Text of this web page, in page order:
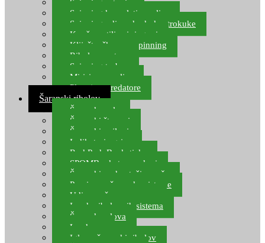
Spinning setovi
Spinning kompleti varalica
Spinning udice, dvokuke, trokuke
Kopče, vrtilice i ringovi
Kliješta, škare za spinning
Ribolov pastrve
Spinning torbe
Mirisi za varalice
Plovci za predatore
Šaranski ribolov
Šaranske role
Šaranski štapovi
Šaranski najloni
Indikatori ugriza
Rod Pod, Banksticks
SPOMB rakete, markeri
Šaranski podmetači, mreže
Pernice za šaranske sisteme
Udice za šarana, amura
Izrada ribolovnih sistema
Šaranska olova
Leadcore
Igle za šaranski ribolov